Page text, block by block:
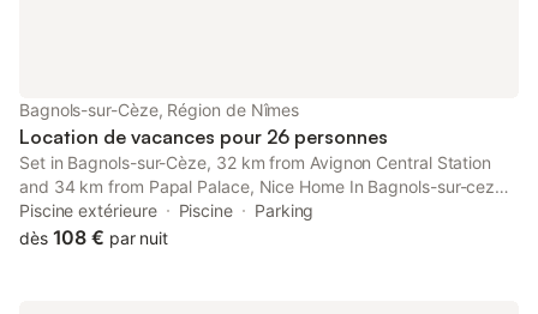
Bagnols-sur-Cèze, Région de Nîmes
Location de vacances pour 26 personnes
Set in Bagnols-sur-Cèze, 32 km from Avignon Central Station
and 34 km from Papal Palace, Nice Home In Bagnols-sur-ceze
With Outdoor Swimming Pool And 8 Bedrooms offers a garden
and air conditioning.
Piscine extérieure Piscine
Parking
dès 108 € par nuit